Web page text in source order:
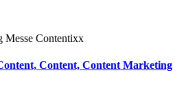
Content, Content Marketing